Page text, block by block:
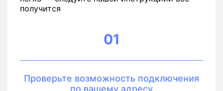
получится
01
Проверьте возможность подключения